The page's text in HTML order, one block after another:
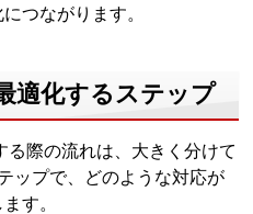
つながります。
適化するステップ
際の流れは、大きく分けて
ップで、どのような対応が
す。